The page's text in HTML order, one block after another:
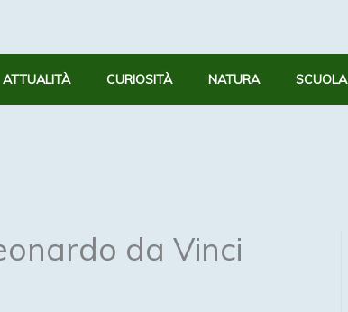
ATTUALITÀ CURIOSITÀ NATURA SCUOLA
da Vinci